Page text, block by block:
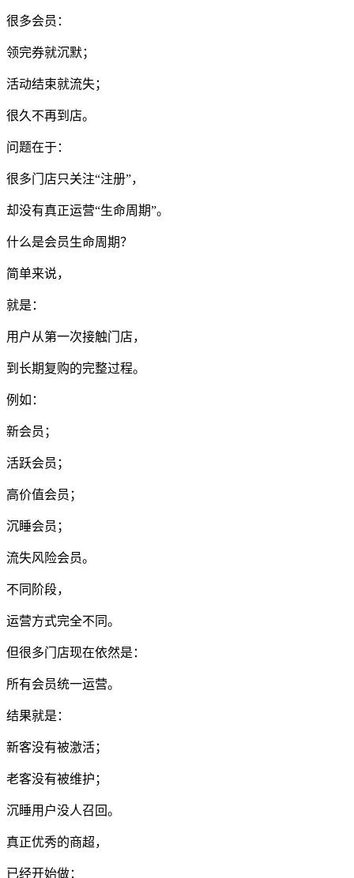
很多会员：
领完券就沉默；
活动结束就流失；
很久不再到店。
问题在于：
很多门店只关注“注册”，
却没有真正运营“生命周期”。
什么是会员生命周期？
简单来说，
就是：
用户从第一次接触门店，
到长期复购的完整过程。
例如：
新会员；
活跃会员；
高价值会员；
沉睡会员；
流失风险会员。
不同阶段，
运营方式完全不同。
但很多门店现在依然是：
所有会员统一运营。
结果就是：
新客没有被激活；
老客没有被维护；
沉睡用户没人召回。
真正优秀的商超，
已经开始做：